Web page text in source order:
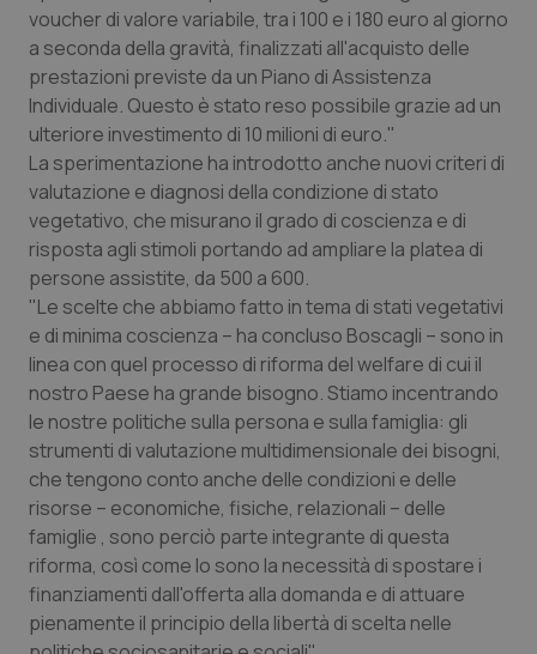
Piemonte
Provincia Autonoma di Bolzano
Provincia Autonoma di Trento
Puglia
Sardegna
Sicilia
Toscana
Umbria
Valle D’Aosta
Veneto
HIV
Infezioni & Febbre
Ipertensione & Scompenso
Malattie rare
Malattia di Crohn & Rettocolite Ulcerosa
Neuroscienze & patologie neurodegenerative
Obesità
Oftalmologia
Oncodermatologia
Oncoematologia
Oncologia & Nutrizione
voucher di valore variabile, tra i 100 e i 180 euro al giorno
a seconda della gravità, finalizzati all'acquisto delle
prestazioni previste da un Piano di Assistenza
Individuale. Questo è stato reso possibile grazie ad un
ulteriore investimento di 10 milioni di euro."
La sperimentazione ha introdotto anche nuovi criteri di
valutazione e diagnosi della condizione di stato
vegetativo, che misurano il grado di coscienza e di
risposta agli stimoli portando ad ampliare la platea di
persone assistite, da 500 a 600.
"Le scelte che abbiamo fatto in tema di stati vegetativi
e di minima coscienza – ha concluso Boscagli – sono in
linea con quel processo di riforma del welfare di cui il
nostro Paese ha grande bisogno. Stiamo incentrando
le nostre politiche sulla persona e sulla famiglia: gli
strumenti di valutazione multidimensionale dei bisogni,
che tengono conto anche delle condizioni e delle
risorse – economiche, fisiche, relazionali – delle
famiglie , sono perciò parte integrante di questa
riforma, così come lo sono la necessità di spostare i
finanziamenti dall'offerta alla domanda e di attuare
pienamente il principio della libertà di scelta nelle